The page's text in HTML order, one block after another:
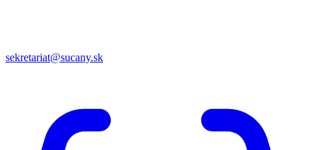
sekretariat@sucany.sk